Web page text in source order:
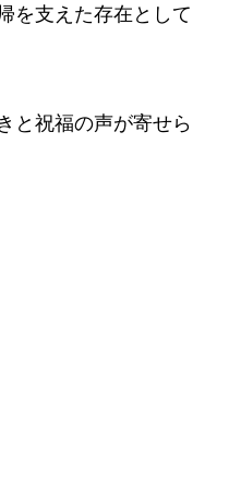
を支えた存在として
と祝福の声が寄せら